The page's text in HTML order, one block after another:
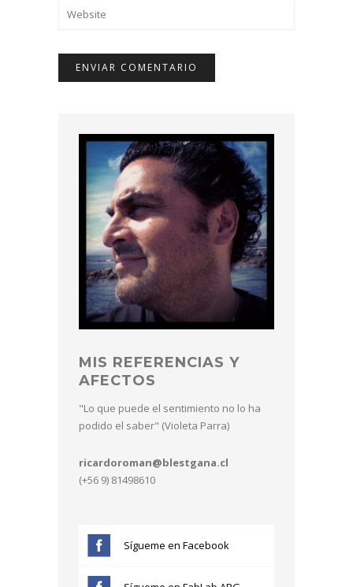
MIS REFERENCIAS Y
AFECTOS
"Lo que puede el sentimiento no lo ha
podido el saber" (Violeta Parra)
ricardoroman@blestgana.cl
(+56 9) 81498610
Sígueme en Facebook